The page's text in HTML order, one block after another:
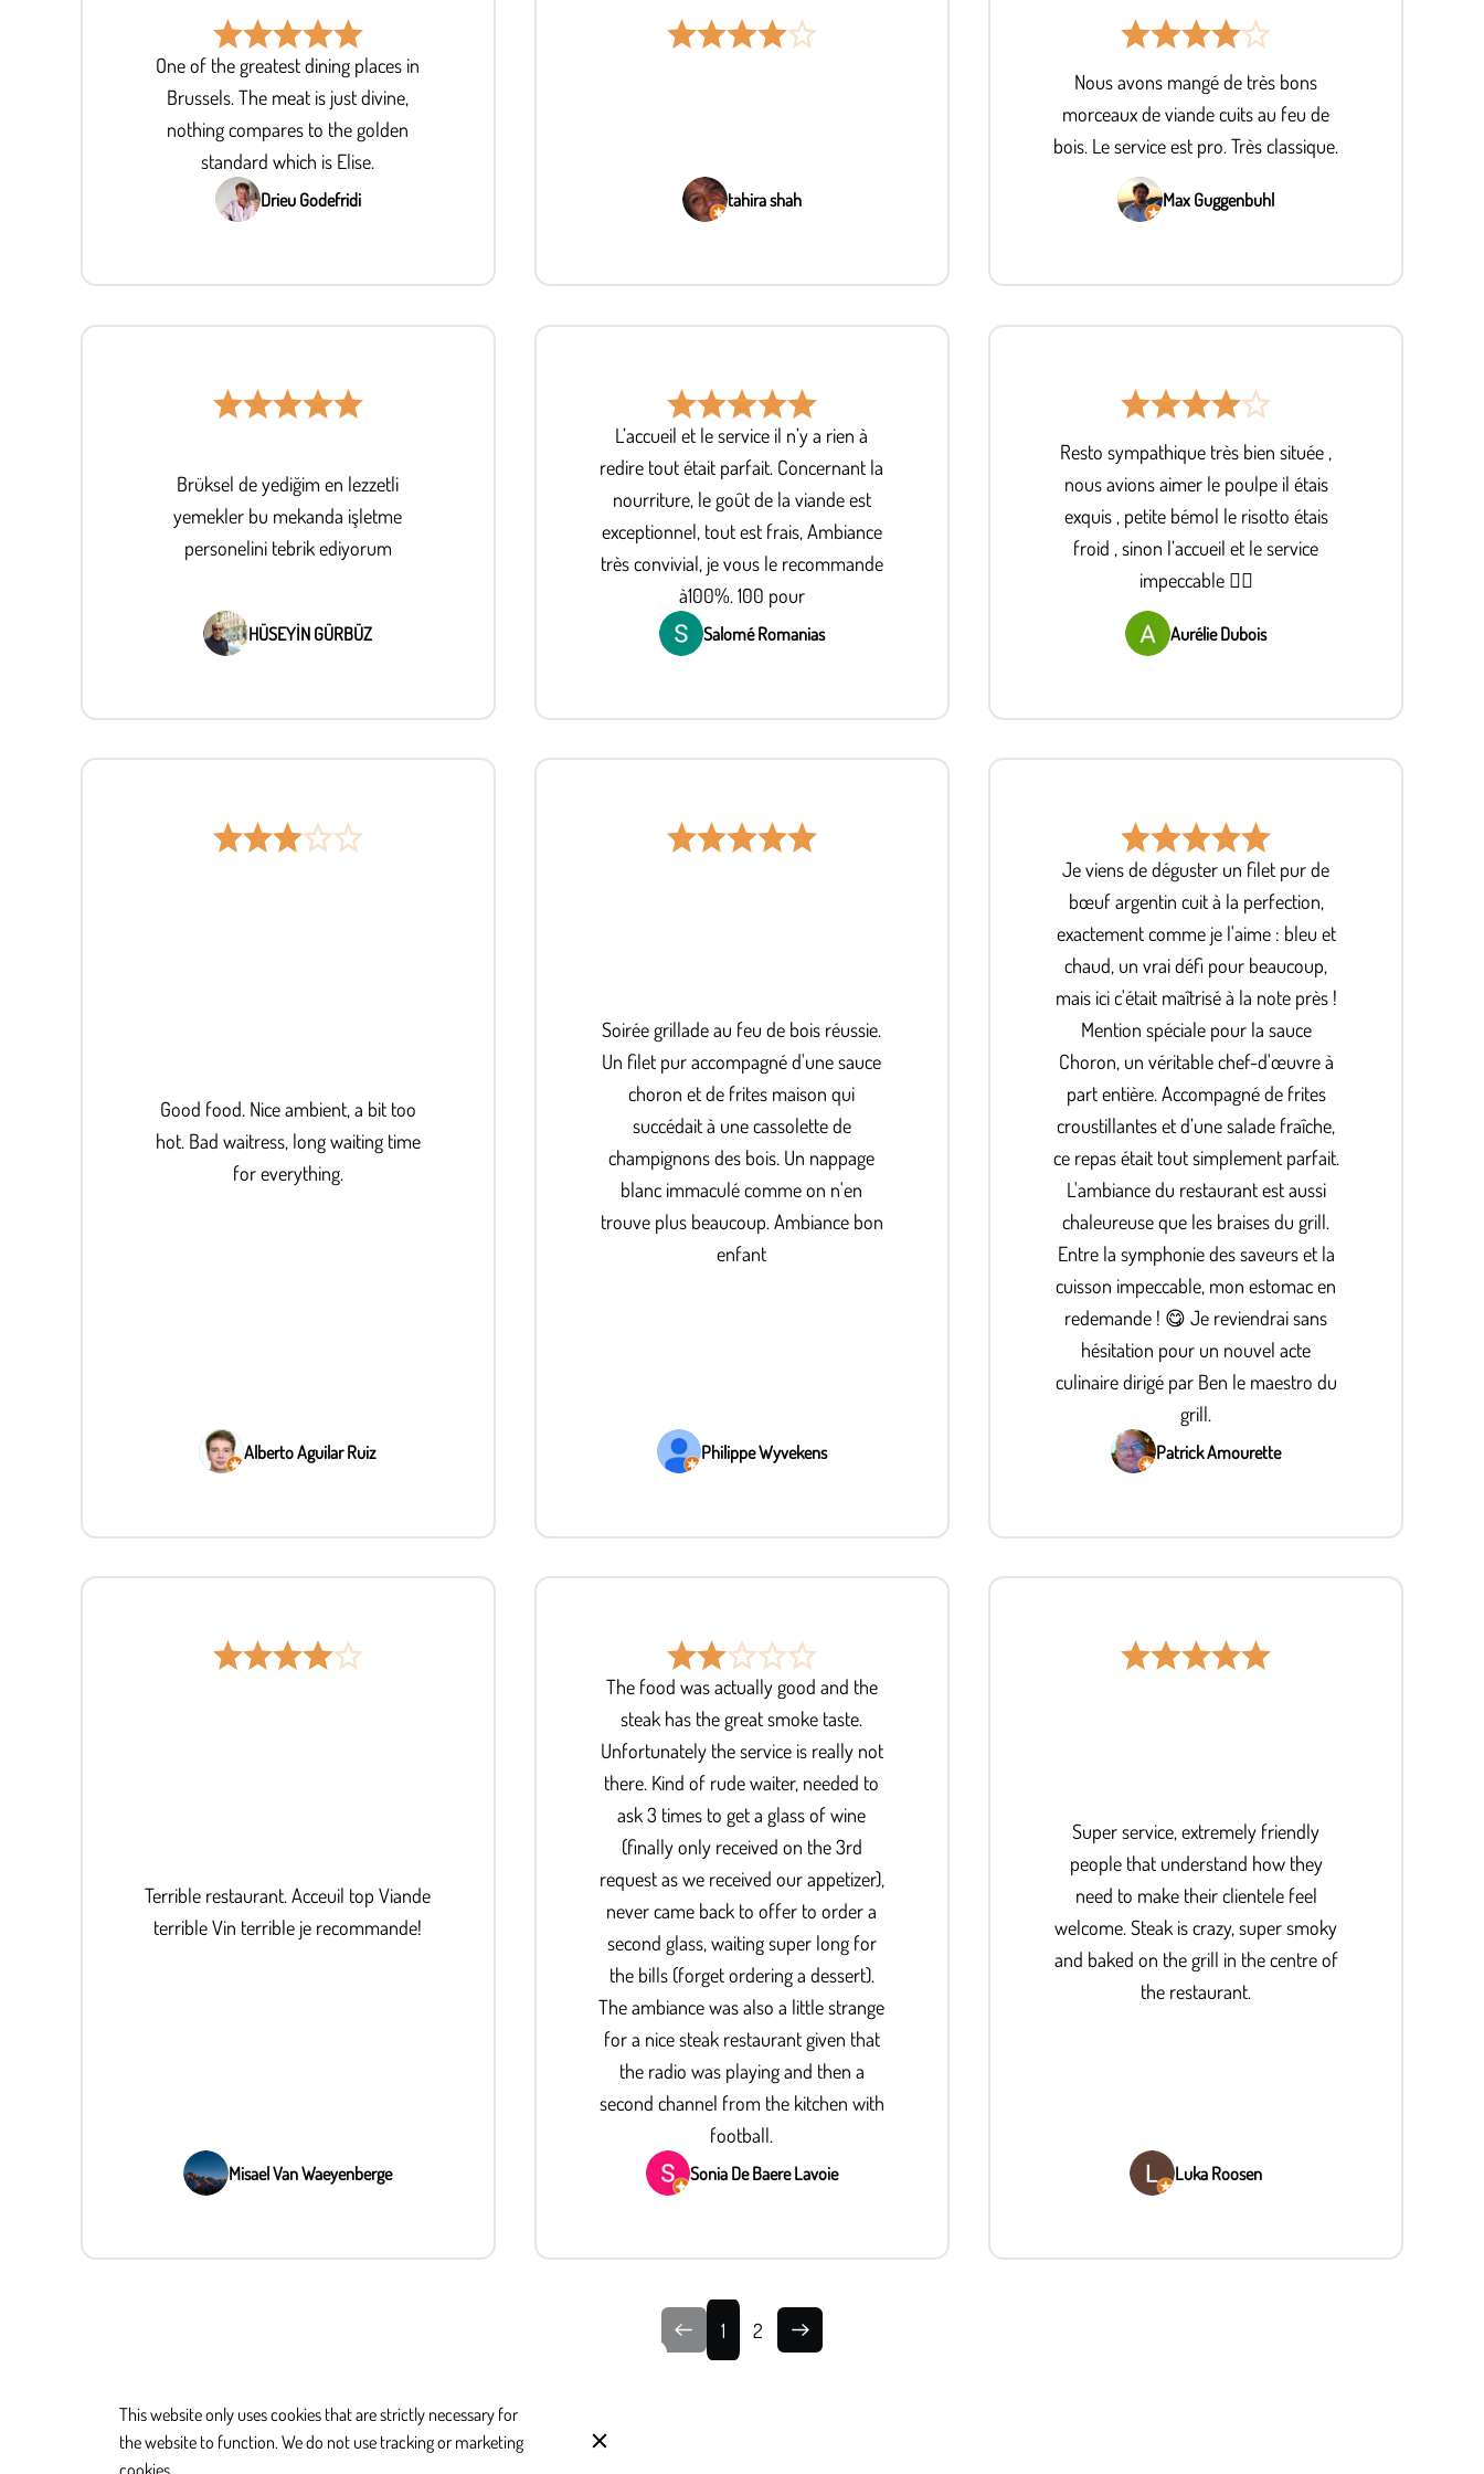
One of the greatest dining places in
Brussels. The meat is just divine,
nothing compares to the golden
standard which is Elise.
Drieu Godefridi tahira shah
Nous avons mangé de très bons
morceaux de viande cuits au feu de
bois. Le service est pro. Très classique.
Max Guggenbuhl
Brüksel de yediğim en lezzetli
yemekler bu mekanda işletme
personelini tebrik ediyorum
HÜSEYİN GÜRBÜZ
L’accueil et le service il n’y a rien à
redire tout était parfait. Concernant la
nourriture, le goût de la viande est
exceptionnel, tout est frais, Ambiance
très convivial, je vous le recommande
à100%. 100 pour
Salomé Romanias
Resto sympathique très bien située ,
nous avions aimer le poulpe il étais
exquis , petite bémol le risotto étais
froid , sinon l’accueil et le service
impeccable 👌🏽
Aurélie Dubois
Good food. Nice ambient, a bit too
hot. Bad waitress, long waiting time
for everything.
Alberto Aguilar Ruiz
Soirée grillade au feu de bois réussie.
Un filet pur accompagné d'une sauce
choron et de frites maison qui
succédait à une cassolette de
champignons des bois. Un nappage
blanc immaculé comme on n'en
trouve plus beaucoup. Ambiance bon
enfant
Philippe Wyvekens
Je viens de déguster un filet pur de
bœuf argentin cuit à la perfection,
exactement comme je l'aime : bleu et
chaud, un vrai défi pour beaucoup,
mais ici c'était maîtrisé à la note près !
Mention spéciale pour la sauce
Choron, un véritable chef-d'œuvre à
part entière. Accompagné de frites
croustillantes et d’une salade fraîche,
ce repas était tout simplement parfait.
L'ambiance du restaurant est aussi
chaleureuse que les braises du grill.
Entre la symphonie des saveurs et la
cuisson impeccable, mon estomac en
redemande ! 😋 Je reviendrai sans
hésitation pour un nouvel acte
culinaire dirigé par Ben le maestro du
grill.
Patrick Amourette
Terrible restaurant. Acceuil top Viande
terrible Vin terrible je recommande!
Misael Van Waeyenberge
The food was actually good and the
steak has the great smoke taste.
Unfortunately the service is really not
there. Kind of rude waiter, needed to
ask 3 times to get a glass of wine
(finally only received on the 3rd
request as we received our appetizer),
never came back to offer to order a
second glass, waiting super long for
the bills (forget ordering a dessert).
The ambiance was also a little strange
for a nice steak restaurant given that
the radio was playing and then a
second channel from the kitchen with
football.
Sonia De Baere Lavoie
Super service, extremely friendly
people that understand how they
need to make their clientele feel
welcome. Steak is crazy, super smoky
and baked on the grill in the centre of
the restaurant.
Luka Roosen
1 2
This website only uses cookies that are strictly necessary for
the website to function. We do not use tracking or marketing
cookies.